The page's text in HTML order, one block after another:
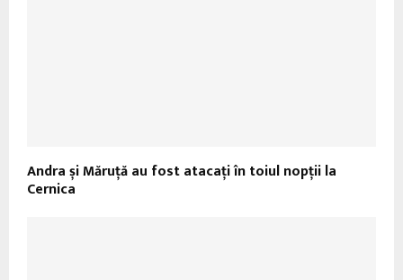
Andra și Măruţă au fost atacați în toiul nopții la
Cernica